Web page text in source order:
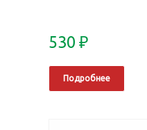
530 ₽
Подробнее